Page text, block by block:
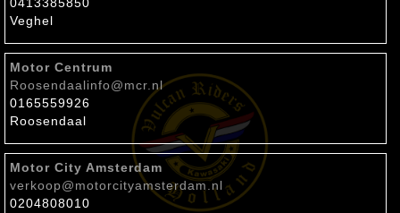
Veghel
Motor Centrum
Roosendaalinfo@mcr.nl
0165559926
Roosendaal
Motor City Amsterdam
verkoop@motorcityamsterdam.nl
0204808010